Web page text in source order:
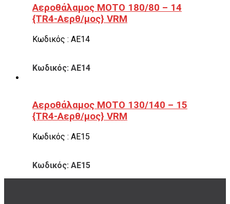
Αεροθάλαμος ΜΟΤΟ 180/80 – 14
{TR4-Αερθ/μος} VRM
Κωδικός : ΑΕ14
Κωδικός: ΑΕ14
Αεροθάλαμος ΜΟΤΟ 130/140 – 15
{TR4-Αερθ/μος} VRM
Κωδικός : ΑΕ15
Κωδικός: ΑΕ15